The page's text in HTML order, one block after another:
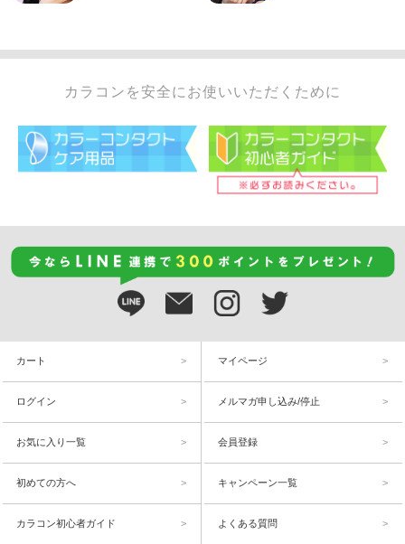
カラコンを安全にお使いいただくために
カート マイページ
ログイン メルマガ申し込み/停止
お気に入り一覧 会員登録
初めての方へ キャンペーン一覧
カラコン初心者ガイド よくある質問